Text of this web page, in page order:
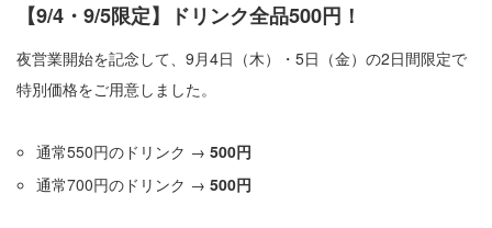
【9/4・9/5限定】ドリンク全品500円！
夜営業開始を記念して、9月4日（木）・5日（金）の2日間限定で
特別価格をご用意しました。
通常550円のドリンク →500円
通常700円のドリンク →500円